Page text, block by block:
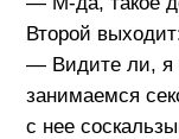
Второй
— Видите ли, я
занимаемся
с нее